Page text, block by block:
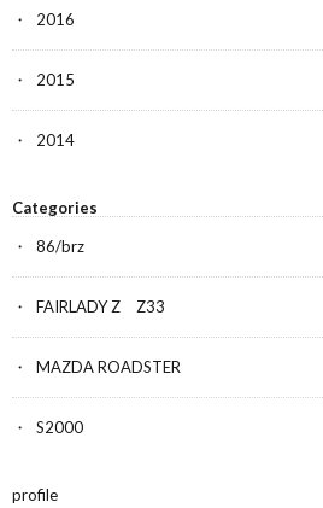
2016
2015
2014
Categories
86/brz
FAIRLADY Z Z33
MAZDA ROADSTER
S2000
profile